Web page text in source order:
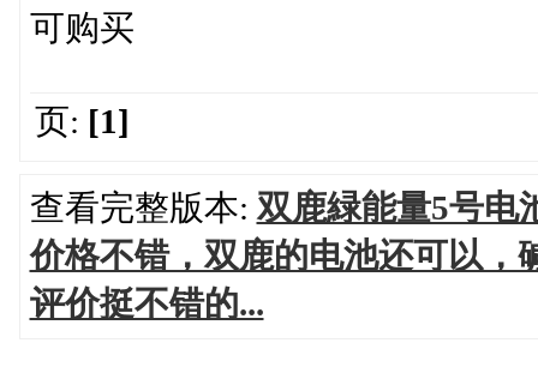
可购买
页: [1]
查看完整版本: 双鹿緑能量5号电
价格不错，双鹿的电池还可以，
评价挺不错的...